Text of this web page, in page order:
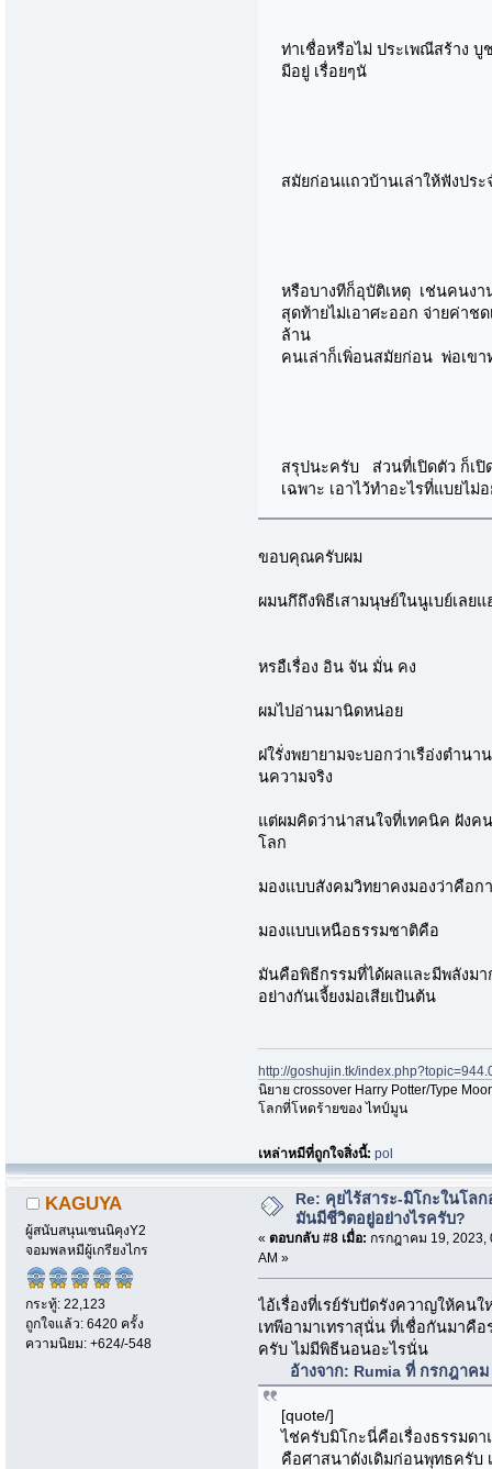
ท่าเชื่อหรือไม่ ประเพณีสร้าง
มีอยู่ เรื่อยๆนั
สมัยก่อนแถวบ้านเล่าให้ฟังประ
หรือบางทีก็อุบัติเหตุ เช่นคนง
สุดท้ายไม่เอาศะออก จ่ายค่าช
ล้าน
คนเล่าก็เพิ่อนสมัยก่อน พ่อเขา
สรุปนะครับ ส่วนที่เปิดตัว ก็เ
เฉพาะ เอาไว้ทำอะไรที่แบยไม่
ขอบคุณครับผม
ผมนกึถึงพิธีเสามนุษย์ในนูเบย์เลยแ
หรอืเรื่อง อิน จัน มั่น คง
ผมไปอ่านมานิดหน่อย
ฝใรั่งพยายามจะบอกว่าเรือ่งตำน
นความจริง
แต่ผมคิดว่าน่าสนใจที่เทคนิค ฝังค
โลก
มองแบบสังคมวิทยาคงมองว่าคือ
มองแบบเหนือธรรมชาติคือ
มันคือพิธีกรรมที่ได้ผลและมีพลังม
อย่างกันเจี้ยงม่อเสียเป้นต้น
http://goshujin.tk/
นิยาย crossover Harry Potter/Type
โลกที่โหดร้ายของ ไทป์มูน
เหล่าหมีที่ถูกใจสิ่งนี้:pol
KAGUYA
ผู้สนับสนุนเซนนิคุงY2
จอมพลหมีผู้เกรียงไกร
กระทู้: 22,123
ถูกใจแล้ว: 6420 ครั้ง
ความนิยม: +624/-548
Re: คุยไร้สาระ-มิโกะในโลก
มันมีชีวิตอยู่อย่างไรครับ?
« ตอบกลับ #8 เมื่อ: กรกฎาคม 19, 2023,
AM »
ไอ้เรื่องที่เรย์รับปัดรังควาญให้คน
เทพีอามาเทราสุนั่น ที่เชื่อกันมาคื
ครับ ไม่มีพิธีนอนอะไรนั่น
อ้างจาก: Rumia ที่ กรกฎาคม
[quote/]
ไช่ครับมิโกะนี่คือเรื่องธรรม
คือศาสนาดังเดิมก่อนพุทธครับ